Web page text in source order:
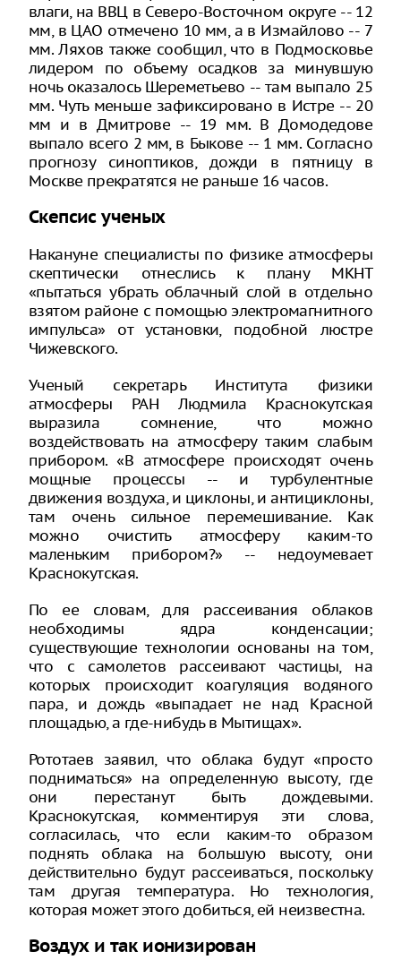
влаги, на ВВЦ в Северо-Восточном округе -- 12
мм, в ЦАО отмечено 10 мм, а в Измайлово -- 7
мм. Ляхов также сообщил, что в Подмосковье
лидером по объему осадков за минувшую
ночь оказалось Шереметьево -- там выпало 25
мм. Чуть меньше зафиксировано в Истре -- 20
мм и в Дмитрове -- 19 мм. В Домодедове
выпало всего 2 мм, в Быкове -- 1 мм. Согласно
прогнозу синоптиков, дожди в пятницу в
Москве прекратятся не раньше 16 часов.
Скепсис ученых
Накануне специалисты по физике атмосферы
скептически отнеслись к плану МКНТ
«пытаться убрать облачный слой в отдельно
взятом районе с помощью электромагнитного
импульса» от установки, подобной люстре
Чижевского.
Ученый секретарь Института физики
атмосферы РАН Людмила Краснокутская
выразила сомнение, что можно
воздействовать на атмосферу таким слабым
прибором. «В атмосфере происходят очень
мощные процессы -- и турбулентные
движения воздуха, и циклоны, и антициклоны,
там очень сильное перемешивание. Как
можно очистить атмосферу каким-то
маленьким прибором?» -- недоумевает
Краснокутская.
По ее словам, для рассеивания облаков
необходимы ядра конденсации;
существующие технологии основаны на том,
что с самолетов рассеивают частицы, на
которых происходит коагуляция водяного
пара, и дождь «выпадает не над Красной
площадью, а где-нибудь в Мытищах».
Рототаев заявил, что облака будут «просто
подниматься» на определенную высоту, где
они перестанут быть дождевыми.
Краснокутская, комментируя эти слова,
согласилась, что если каким-то образом
поднять облака на большую высоту, они
действительно будут рассеиваться, поскольку
там другая температура. Но технология,
которая может этого добиться, ей неизвестна.
Воздух и так ионизирован